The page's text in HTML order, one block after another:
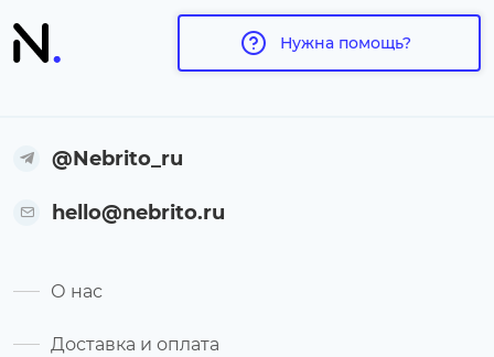
Нужна помощь?
@Nebrito_ru
hello@nebrito.ru
О нас
Доставка и оплата